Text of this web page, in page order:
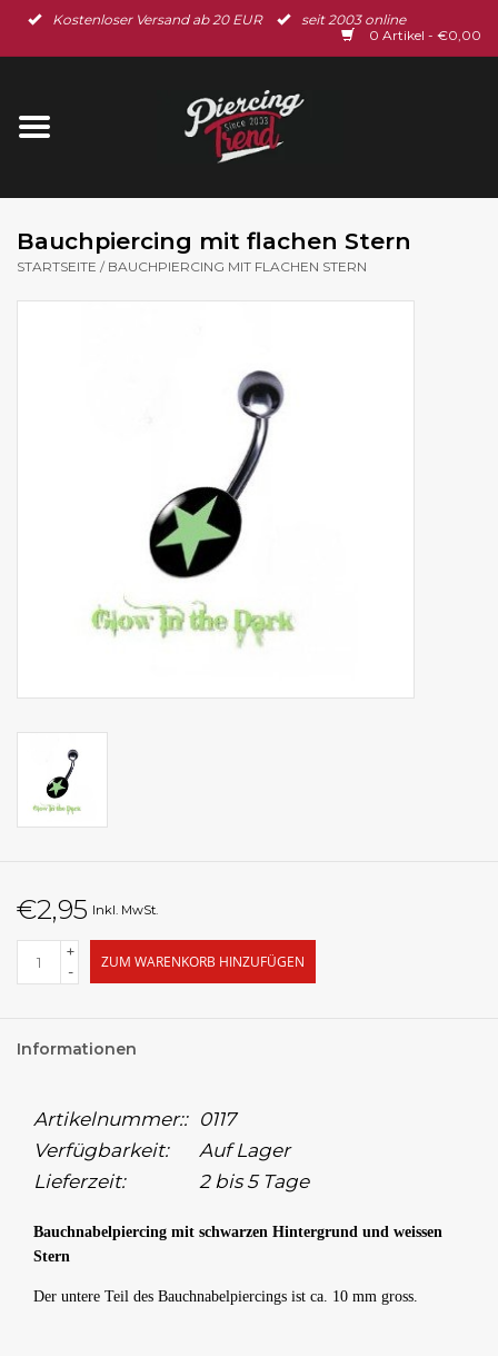
Kostenloser Versand ab 20 EUR
seit 2003 online
0 Artikel - €0,00
Startseite
Ohrschmuck
Bauchpiercing mit flachen Stern
STARTSEITE / BAUCHPIERCING MIT FLACHEN STERN
€2,95 Inkl. MwSt.
+
-
ZUM WARENKORB HINZUFÜGEN
Informationen
Artikelnummer:: 0117
Verfügbarkeit:
Auf Lager
Lieferzeit:
2 bis 5 Tage
Bauchnabelpiercing mit schwarzen Hintergrund und weissen
Stern
Der untere Teil des Bauchnabelpiercings ist ca. 10 mm gross.